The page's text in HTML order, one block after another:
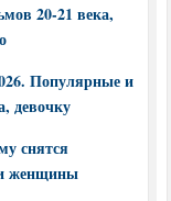
20-21 века,
Популярные и
девочку
снятся
женщины